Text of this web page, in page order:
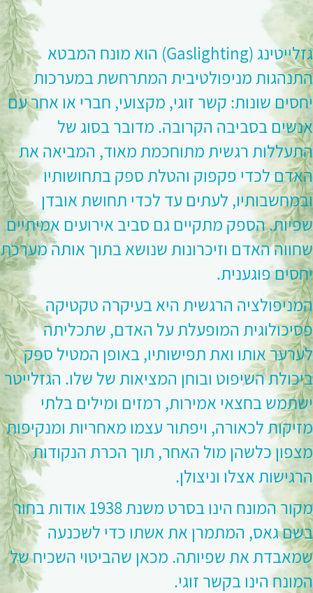
גזלייטינג (Gaslighting) הוא מונח המבטא
התנהגות מניפולטיבית המתרחשת במערכות
יחסים שונות: קשר זוגי, מקצועי, חברי או אחר עם
אנשים בסביבה הקרובה. מדובר בסוג של
התעללות רגשית מתוחכמת מאוד, המביאה את
האדם לכדי פקפוק והטלת ספק בתחושותיו
ובמחשבותיו, לעתים עד לכדי תחושת אובדן
שפיות. הספק מתקיים גם סביב אירועים אמיתיים
שחווה האדם וזיכרונות שנושא בתוך אותה מערכת
יחסים פוגענית.
המניפולציה הרגשית היא בעיקרה טקטיקה
פסיכולוגית המופעלת על האדם, שתכליתה
לערער אותו ואת תפישותיו, באופן המטיל ספק
ביכולת השיפוט ובוחן המציאות של שלו. הגזלייטר
ישתמש בחצאי אמירות, רמזים ומילים בלתי
מזיקות לכאורה, ויפתור עצמו מאחריות ומנקיפות
מצפון כלשהן מול האחר, תוך הכרת הנקודות
הרגישות אצלו וניצולן.
מקור המונח הינו בסרט משנת 1938 אודות בחור
בשם גאס, המתמרן את אשתו כדי לשכנעה
שמאבדת את שפיותה. מכאן שהביטוי השכיח של
המונח הינו בקשר זוגי.